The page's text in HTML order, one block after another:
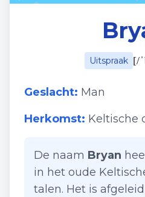
Uitspraak [/
Geslacht: Man
Herkomst: Keltische
De naam Bryan
in het oude
talen. Het is